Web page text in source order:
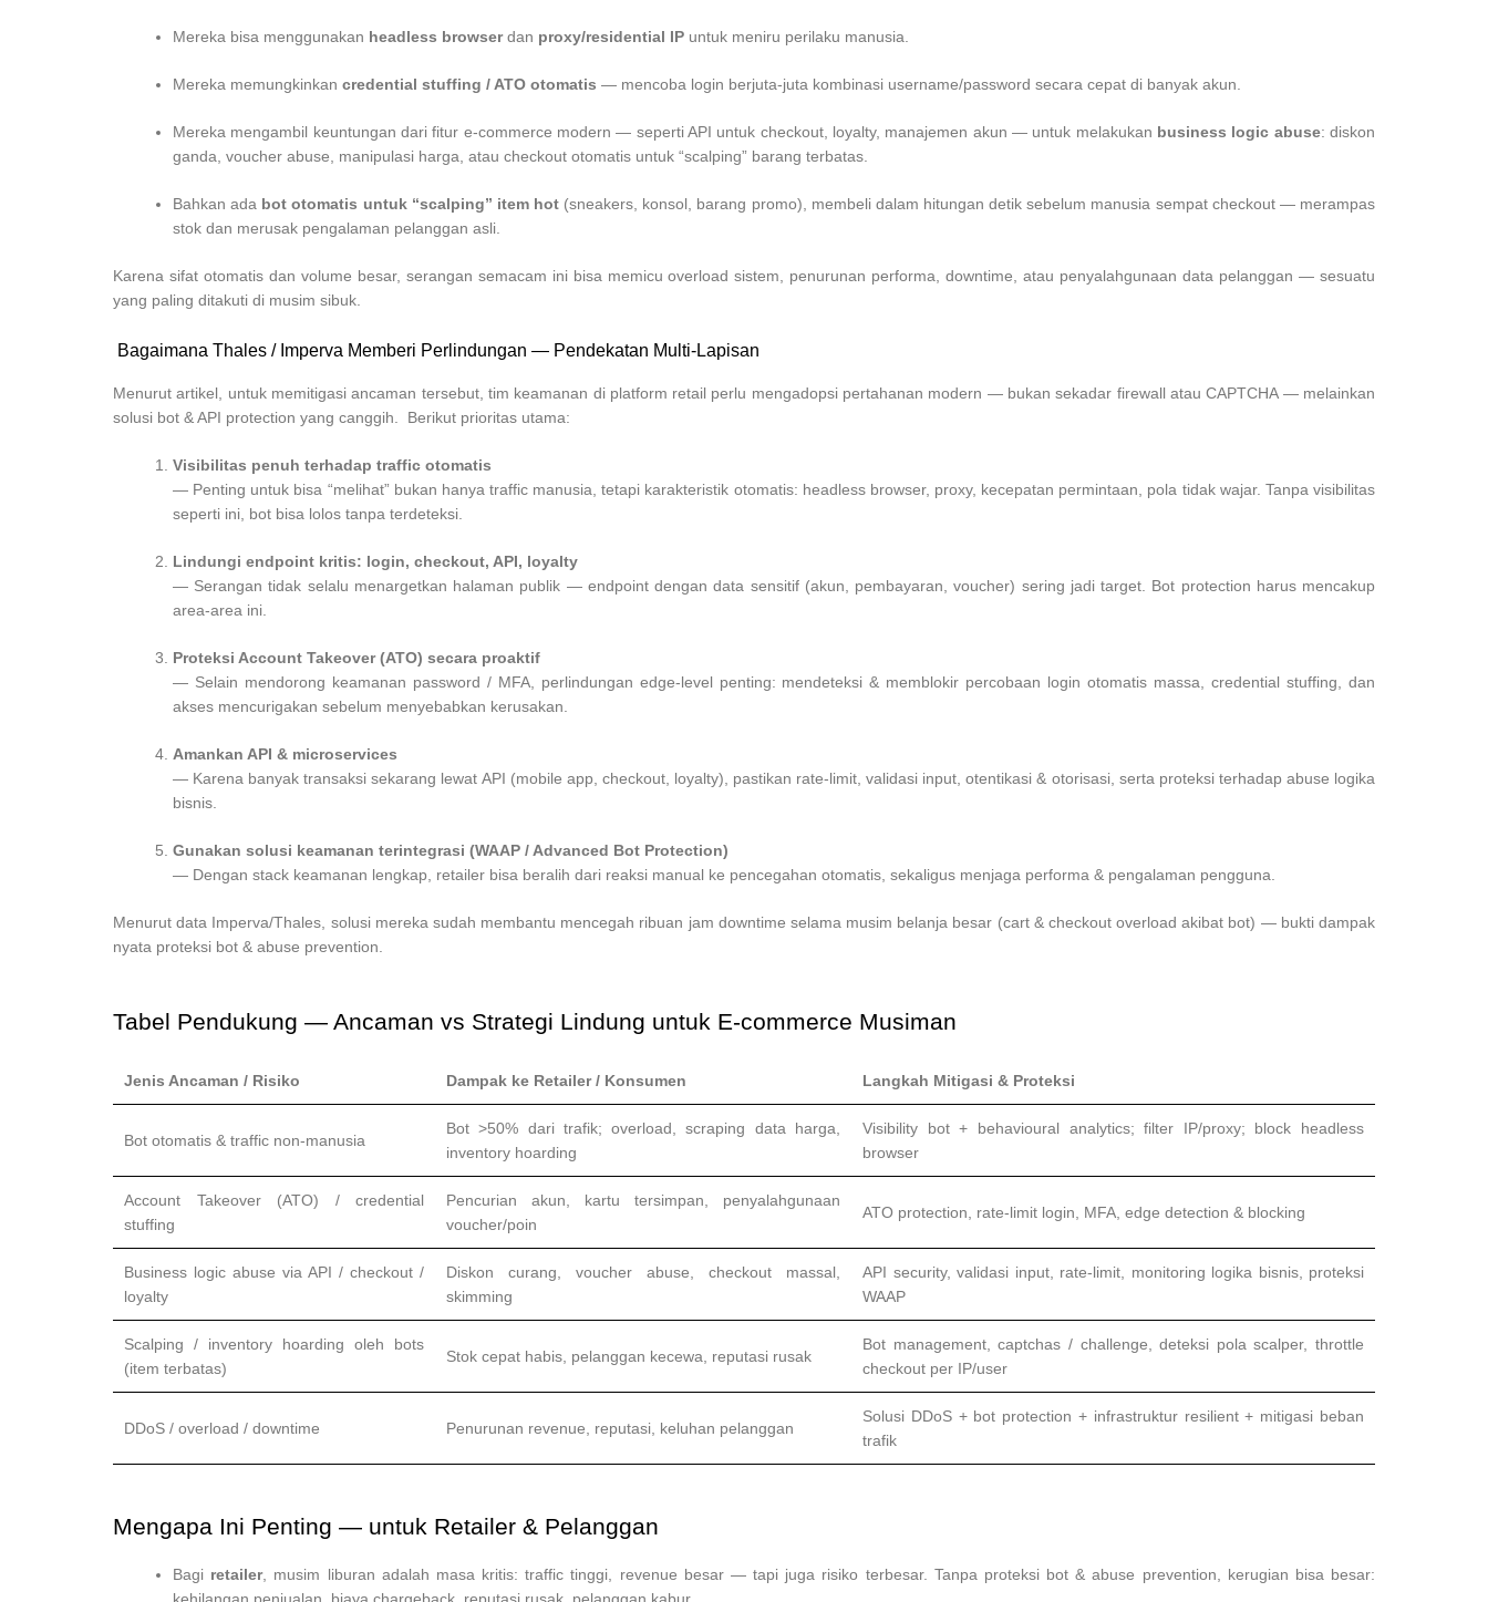
Mereka bisa menggunakan headless browserdan proxy/residential IP untuk meniru perilaku manusia.
Mereka memungkinkan credential stuffing / ATO otomatis — mencoba login berjuta-juta kombinasi username/password secara cepat di banyak akun.
Mereka mengambil keuntungan dari fitur e-commerce modern — seperti API untuk checkout, loyalty, manajemen akun — untuk melakukan business logic abuse: diskon
ganda, voucher abuse, manipulasi harga, atau checkout otomatis untuk “scalping” barang terbatas.
Bahkan ada bot otomatis untuk “scalping” item hot (sneakers, konsol, barang promo), membeli dalam hitungan detik sebelum manusia sempat checkout — merampas
stok dan merusak pengalaman pelanggan asli.
Karena sifat otomatis dan volume besar, serangan semacam ini bisa memicu overload sistem, penurunan performa, downtime, atau penyalahgunaan data pelanggan — sesuatu
yang paling ditakuti di musim sibuk.
Bagaimana Thales / Imperva Memberi Perlindungan — Pendekatan Multi-Lapisan
Menurut artikel, untuk memitigasi ancaman tersebut, tim keamanan di platform retail perlu mengadopsi pertahanan modern — bukan sekadar firewall atau CAPTCHA — melainkan
solusi bot & API protection yang canggih. Berikut prioritas utama:
Visibilitas penuh terhadap traffic otomatis
— Penting untuk bisa “melihat” bukan hanya traffic manusia, tetapi karakteristik otomatis: headless browser, proxy, kecepatan permintaan, pola tidak wajar. Tanpa visibilitas
seperti ini, bot bisa lolos tanpa terdeteksi.
Lindungi endpoint kritis: login, checkout, API, loyalty
— Serangan tidak selalu menargetkan halaman publik — endpoint dengan data sensitif (akun, pembayaran, voucher) sering jadi target. Bot protection harus mencakup
area-area ini.
Proteksi Account Takeover (ATO) secara proaktif
— Selain mendorong keamanan password / MFA, perlindungan edge-level penting: mendeteksi & memblokir percobaan login otomatis massa, credential stuffing, dan
akses mencurigakan sebelum menyebabkan kerusakan.
Amankan API & microservices
— Karena banyak transaksi sekarang lewat API (mobile app, checkout, loyalty), pastikan rate-limit, validasi input, otentikasi & otorisasi, serta proteksi terhadap abuse logika
bisnis.
Gunakan solusi keamanan terintegrasi (WAAP / Advanced Bot Protection)
— Dengan stack keamanan lengkap, retailer bisa beralih dari reaksi manual ke pencegahan otomatis, sekaligus menjaga performa & pengalaman pengguna.
Menurut data Imperva/Thales, solusi mereka sudah membantu mencegah ribuan jam downtime selama musim belanja besar (cart & checkout overload akibat bot) — bukti dampak
nyata proteksi bot & abuse prevention.
Tabel Pendukung — Ancaman vs Strategi Lindung untuk E-commerce Musiman
Jenis Ancaman / Risiko Dampak ke Retailer / Konsumen Langkah Mitigasi & Proteksi
Bot otomatis & traffic non-manusia
Bot >50% dari trafik; overload, scraping data harga,
inventory hoarding
Visibility bot + behavioural analytics; filter IP/proxy; block headless
browser
Account Takeover (ATO) / credential
stuffing
Pencurian akun, kartu tersimpan, penyalahgunaan
voucher/poin
ATO protection, rate-limit login, MFA, edge detection & blocking
Business logic abuse via API / checkout /
loyalty
Diskon curang, voucher abuse, checkout massal,
skimming
API security, validasi input, rate-limit, monitoring logika bisnis, proteksi
WAAP
Scalping / inventory hoarding oleh bots
(item terbatas)
Stok cepat habis, pelanggan kecewa, reputasi rusak
Bot management, captchas / challenge, deteksi pola scalper, throttle
checkout per IP/user
DDoS / overload / downtime Penurunan revenue, reputasi, keluhan pelanggan
Solusi DDoS + bot protection + infrastruktur resilient + mitigasi beban
trafik
Mengapa Ini Penting — untuk Retailer & Pelanggan
Bagi retailer, musim liburan adalah masa kritis: traffic tinggi, revenue besar — tapi juga risiko terbesar. Tanpa proteksi bot & abuse prevention, kerugian bisa besar: